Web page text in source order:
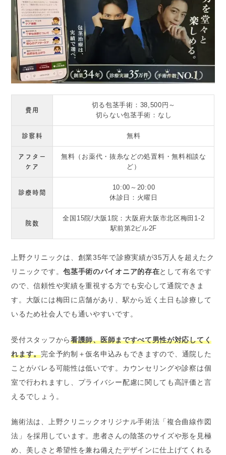
費用
切る包茎手術：38,500円～
切らない包茎手術：なし
診察料 無料
アフター
ケア
無料（お薬代・抜糸などの処置料・無料相談な
ど）
診療時間
10:00～20:00
休診日：火曜日
院数
全国15院/大阪1院：大阪府大阪市北区梅田1-2
駅前第2ビル2F
上野クリニックは、創業35年で診療実績が35万人を超えたク
リニックです。包茎手術のパイオニア的存在として有名です
ので、信頼性や実績を重視する方でも安心して通院できま
す。大阪には梅田に店舗があり、駅から近く土日も診療して
いるため社会人でも通いやすいです。
受付スタッフから看護師、医師まですべて男性が対応してく
れます。完全予約制＋仮名申込みもできますので、通院した
ことがバレる可能性は低いです。カウンセリングや診察は個
室で行われますし、プライバシー配慮に関しても高評価と言
えるでしょう。
施術法は、上野クリニックオリジナル手術法「複合曲線作図
法」を採用しています。患者さんの陰茎のサイズや形を見極
め、美しさと希望性を兼ね備えたデザインに仕上げてくれる